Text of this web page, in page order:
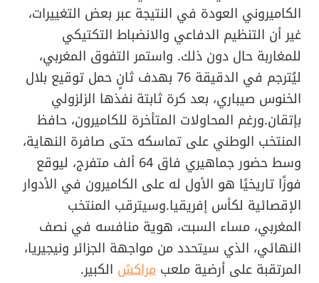
الكاميروني العودة في النتيجة عبر بعض التغييرات،
غير أن التنظيم الدفاعي والانضباط التكتيكي
للمغاربة حال دون ذلك. واستمر التفوق المغربي،
ليُترجم في الدقيقة 76 بهدف ثانٍ حمل توقيع بلال
الخنوس صيباري، بعد كرة ثابتة نفذها الزلزولي
بإتقان.ورغم المحاولات المتأخرة للكاميرون، حافظ
المنتخب الوطني على تماسكه حتى صافرة النهاية،
وسط حضور جماهيري فاق 64 ألف متفرج، ليوقع
فوزًا تاريخيًا هو الأول له على الكاميرون في الأدوار
الإقصائية لكأس إفريقيا.وسيترقب المنتخب
المغربي، مساء السبت، هوية منافسه في نصف
النهائي، الذي سيتحدد من مواجهة الجزائر ونيجيريا،
المرتقبة على أرضية ملعب مراكش الكبير.